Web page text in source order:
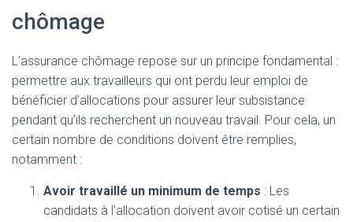
chômage
L’assurance chômage repose sur un principe fondamental :
permettre aux travailleurs qui ont perdu leur emploi de
bénéficier d’allocations pour assurer leur subsistance
pendant qu’ils recherchent un nouveau travail. Pour cela, un
certain nombre de conditions doivent être remplies,
notamment :
Avoir travaillé un minimum de temps : Les
candidats à l’allocation doivent avoir cotisé un certain